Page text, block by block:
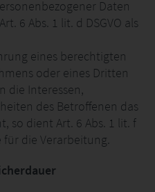
Daten
6 Abs. 1 lit. d DSGVO als
eines berechtigten
oder eines Dritten
die Interessen,
des Betroffenen das
so dient Art. 6 Abs. 1 lit. f
für die Verarbeitung.